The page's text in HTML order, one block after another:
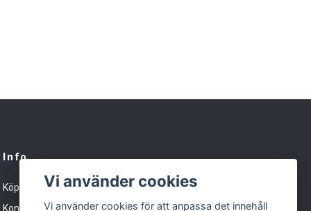
Info
Köpvillkor
Kontakt
Vi använder cookies
Vi använder cookies för att anpassa det innehåll